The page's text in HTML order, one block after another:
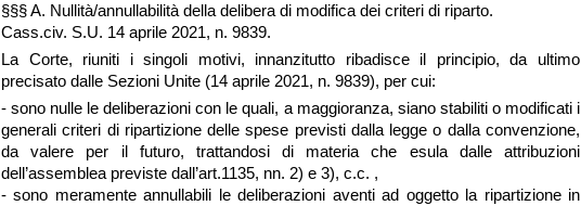
§§§ A. Nullità/annullabilità della delibera di modifica dei criteri di riparto.
Cass.civ. S.U. 14 aprile 2021, n. 9839.
La Corte, riuniti i singoli motivi, innanzitutto ribadisce il principio, da ultimo
precisato dalle Sezioni Unite (14 aprile 2021, n. 9839), per cui:
- sono nulle le deliberazioni con le quali, a maggioranza, siano stabiliti o modificati i
generali criteri di ripartizione delle spese previsti dalla legge o dalla convenzione,
da valere per il futuro, trattandosi di materia che esula dalle attribuzioni
dell’assemblea previste dall’art.1135, nn. 2) e 3), c.c. ,
- sono meramente annullabili le deliberazioni aventi ad oggetto la ripartizione in